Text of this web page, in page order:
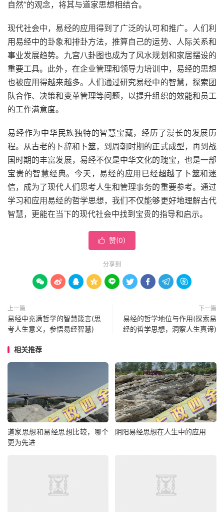
自然”的观念，将其与道家思想相结合。
现代社会中，易经的应用得到了广泛的认可和推广。人们利
用易经中的卦象和排卦方法，推算自己的运势、人际关系和
事业发展趋势。九宫八卦图也成为了风水规划和家居摆设的
重要工具。此外，在企业管理和领导力培训中，易经的思想
也被应用得越来越多。人们通过研究易经中的智慧，探索团
队合作、决策和变革管理等问题，以提升组织的效能和员工
的工作满意度。
易经作为中华民族独特的智慧宝藏，经历了漫长的发展历
程。从古老的卜辞和卜筮，到周朝时期的正式成型，再到战
国时期的丰富发展，易经不仅是中华文化的瑰宝，也是一部
宝贵的智慧经典。今天，易经的应用已经超越了卜筮和迷
信，成为了现代人们思考人生和管理事务的重要参考。通过
学习和应用易经的哲学思想，我们不仅能够更好地理解古代
智慧，更能在当下的现代社会中找到宝贵的指导和启示。
 赞(0)
分享到
        
上一篇
易经中充满哲学的智慧箴言(思
考人生意义，参悟易经智慧)
下一篇
易经的哲学地位与作用(探索易
经的哲学思想，洞察人生真谛)
相关推荐
道家思想和易经思想比较，哪个
更为先进
阴阳易经思想在人生中的应用